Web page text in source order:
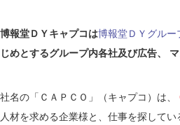
博報堂ＤＹキャプコは博報堂ＤＹグルー
じめとするグループ内各社及び広告、
社名の「ＣＡＰＣＯ」（キャプコ）は、
人材を求める企業様と、仕事を探して